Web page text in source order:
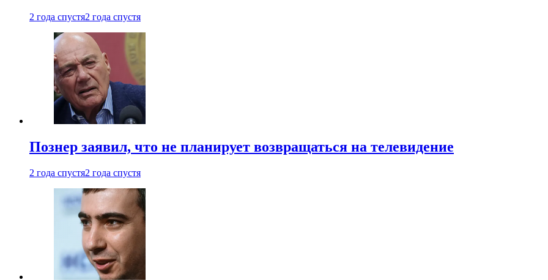
2 года спустя2 года спустя
Познер заявил, что не планирует возвращаться на телевидение
2 года спустя2 года спустя